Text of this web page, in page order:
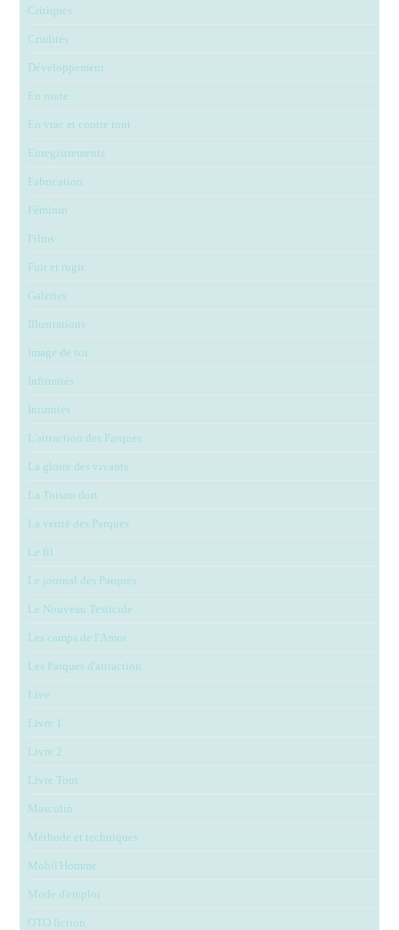
Critiques
Crudités
Développement
En route
En vrac et contre tout
Enregistrements
Fabrication
Féminin
Films
Fuir et rugir
Galeries
Illustrations
Image de soi
Infirmités
Intimités
L'attraction des Parques
La gloire des vivants
La Toison dort
La vérité des Parques
Le fil
Le journal des Parques
Le Nouveau Testicule
Les camps de l'Amor
Les Parques d'attraction
Live
Livre 1
Livre 2
Livre Tout
Masculin
Méthode et techniques
Mobil'Homme
Mode d'emploi
OTO fiction